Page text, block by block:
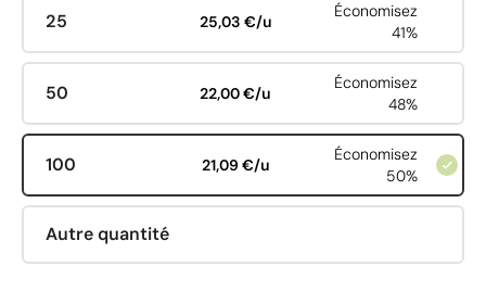
25 25,03 €/u
Économisez
41%
50 22,00 €/u
Économisez
48%
100 21,09 €/u
Économisez
50%
Autre quantité